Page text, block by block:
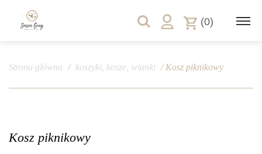
(0)
Strona główna / koszyki, kosze, wianki / Kosz piknikowy
Kosz piknikowy